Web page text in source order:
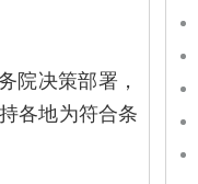
院决策部署，
各地为符合条